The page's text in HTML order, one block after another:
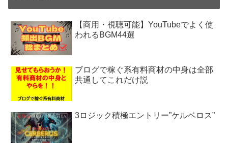
【商用・視聴可能】YouTubeでよく使
われるBGM44選
ブログで稼ぐ系有料商材の中身は全部
共通してこれだけ説
3ロジック積極エントリー”ケルベロス”